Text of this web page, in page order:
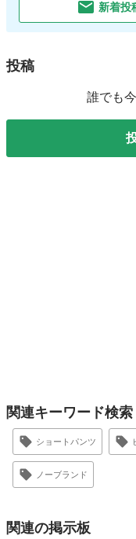
新着投
投稿
誰でも
関連キーワード検索
ショートパンツ
ノーブランド
関連の掲示板